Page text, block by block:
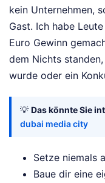
kein Unternehmen,
Gast. Ich habe
Euro Gewinn
dem Nichts
wurde oder ein
💡 Das könnte Sie
dubai media city
Setze niemals
Baue dir eine